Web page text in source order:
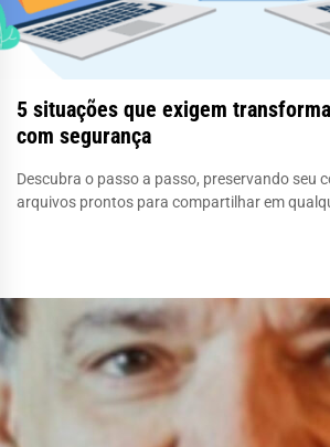
5 situações que exigem
com segurança
Descubra o passo a passo, preservando seu
arquivos prontos para compartilhar em